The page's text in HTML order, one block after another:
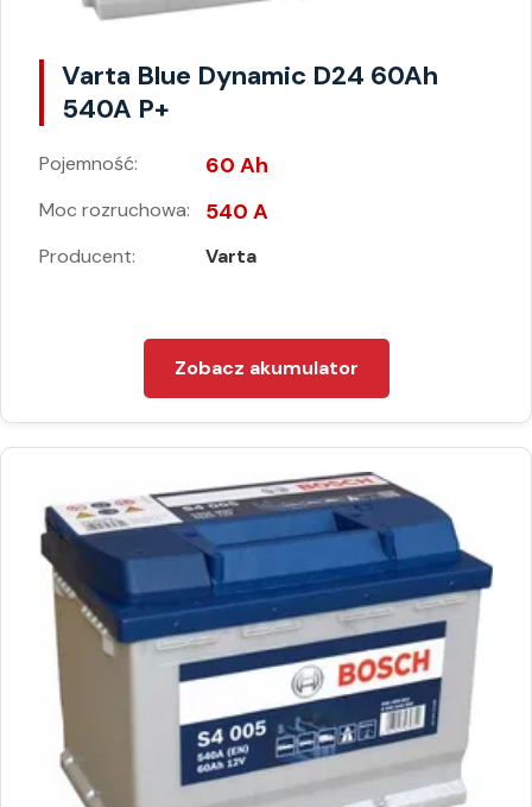
Varta Blue Dynamic D24 60Ah
540A P+
Pojemność: 60 Ah
Moc rozruchowa: 540 A
Producent: Varta
Zobacz akumulator